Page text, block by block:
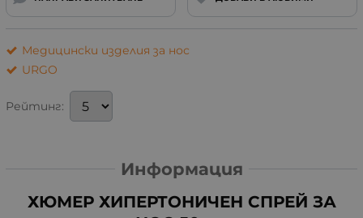
Медицински изделия за нос
URGO
Рейтинг:
Информация
ХЮМЕР ХИПЕРТОНИЧЕН СПРЕЙ ЗА